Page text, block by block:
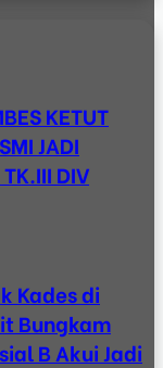
KETUT
JADI
DIV
Kades di
Bungkam
B Akui Jadi